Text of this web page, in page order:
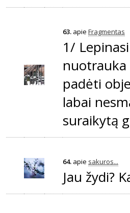
63. apie Fragmentas
1/
padėti
labai
suraikytą
64. apie sakuros...
Jau žydi?